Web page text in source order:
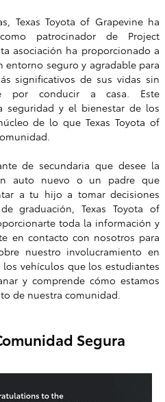
Texas Toyota of Grapevine ha
patrocinador de Project
asociación ha proporcionado a
seguro y agradable para
significativos de sus vidas sin
por conducir a casa. Este
seguridad y el bienestar de los
de lo que Texas Toyota of
de secundaria que desee la
auto nuevo o un padre que
a tu hijo a tomar decisiones
graduación, Texas Toyota of
toda la información y
en contacto con nosotros para
nuestro involucramiento en
vehículos que los estudiantes
y comprende cómo estamos
de nuestra comunidad.
Segura